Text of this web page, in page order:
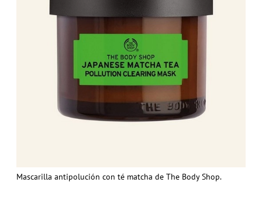
Mascarilla antipolución con té matcha de The Body Shop.